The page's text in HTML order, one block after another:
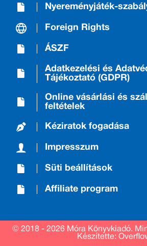
Nyereményjáték-
Foreign Rights
ÁSZF
Adatkezelési és
Tájékoztató (GDPR)
Online vásárlási és
feltételek
Kéziratok fogadása
Impresszum
Süti beállítások
Affiliate program
© 2018 - 2026 Móra Könyvkiadó.
Készítette: